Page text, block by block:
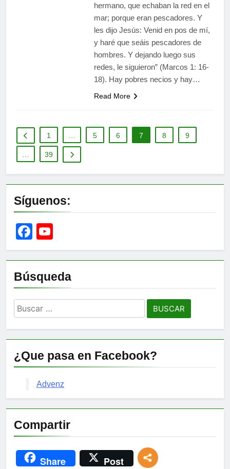
hermano, que echaban la red en el
mar; porque eran pescadores. Y
les dijo Jesús: Venid en pos de mí,
y haré que seáis pescadores de
hombres. Y dejando luego sus
redes, le siguieron” (Marcos 1: 16-
18). Hay pobres necios y hay…
Read More
1 5 6 7 8 9
39
Síguenos:
Facebook
Channel
Búsqueda
Buscar:
¿Que pasa en Facebook?
Advenz
Compartir
Share Post